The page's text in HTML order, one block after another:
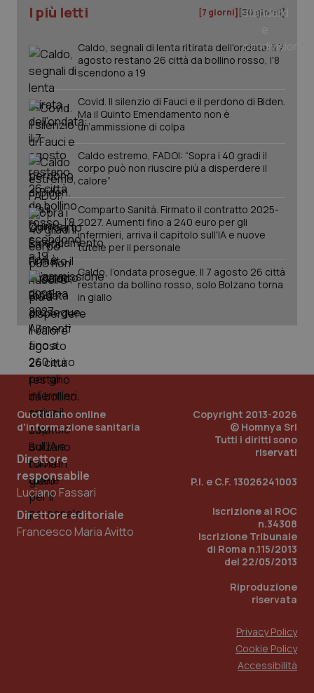
I più letti [7 giorni] [30 giorni]
Caldo, segnali di lenta ritirata dell'ondata: il 7
agosto restano 26 città da bollino rosso, l'8
scendono a 19
Covid. Il silenzio di Fauci e il perdono di Biden.
Ma il Quinto Emendamento non è
un’ammissione di colpa
Caldo estremo, FADOI: “Sopra i 40 gradi il
corpo può non riuscire più a disperdere il
calore”
Comparto Sanità. Firmato il contratto 2025-
2027. Aumenti fino a 240 euro per gli
infermieri, arriva il capitolo sull'IA e nuove
tutele per il personale
Caldo, l’ondata prosegue. Il 7 agosto 26 città
restano da bollino rosso, solo Bolzano torna
in giallo
Quotidiano online
d'informazione sanitaria
Direttore
responsabile
Luciano Fassari
Direttore editoriale
Francesco Maria Avitto
Copyright 2013-2026
© Homnya Srl
Tutti i diritti sono
riservati
P.I. e C.F. 13026241003
Iscrizione al ROC
n.34308
Iscrizione Tribunale
di Roma n.115/2013
del 22/05/2013
Riproduzione
riservata
Privacy Policy
Cookie Policy
Accessibilità
_ga
Google LLC
.quotidianosanita.it
PHP.net
www.quotidianosanita.it
.quotidianosanita.it
1
mese